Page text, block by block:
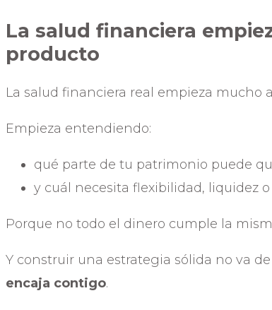
La salud financiera
producto
La salud financiera real empieza mucho
Empieza entendiendo:
qué parte de tu patrimonio puede
y cuál necesita flexibilidad, liquidez
Porque no todo el dinero cumple la
Y construir una estrategia sólida no va
encaja contigo.